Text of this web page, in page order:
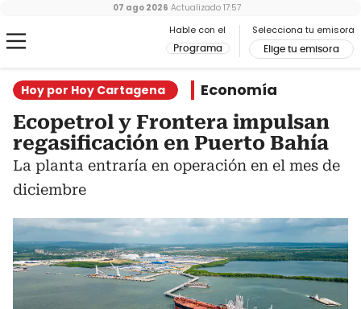
Hable con el
Programa
Selecciona tu emisora
Elige tu emisora
07 ago 2026 Actualizado 17:57
Hoy por Hoy Cartagena Economía
Ecopetrol y Frontera impulsan
regasificación en Puerto Bahía
La planta entraría en operación en el mes de
diciembre